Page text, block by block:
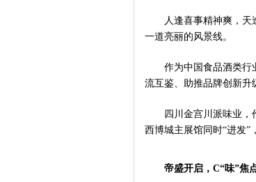
人逢喜事精神爽，
一道亮丽的风景线。
作为中国食品酒类行
流互鉴、助推品牌创新升
四川金宫川派味业，
西博城主展馆同时“进发”
帝盛开启，C“味”焦